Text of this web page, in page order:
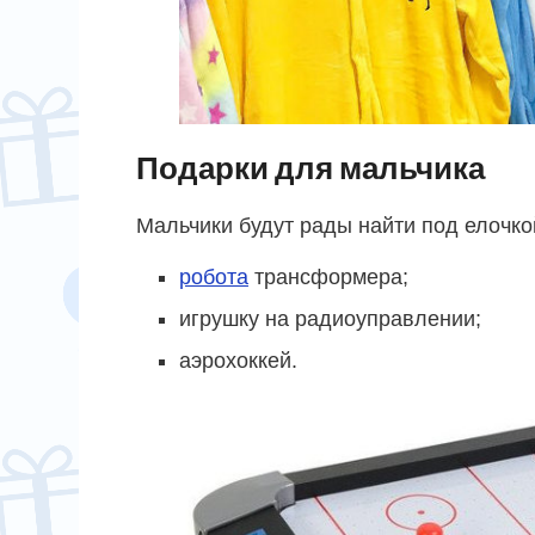
Подарки для мальчика
Мальчики будут рады найти под
робота трансформера;
игрушку на радиоуправлении;
аэрохоккей.